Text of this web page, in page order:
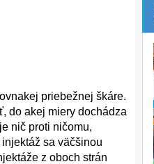
priebežnej škáre.
do akej miery dochádza
nič proti ničomu,
injektáž sa väčšinou
z oboch strán